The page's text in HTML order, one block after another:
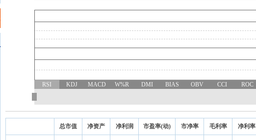
RSI KDJ MACD W%R DMI BIAS OBV CCI ROC
总市值 净资产 净利润 市盈率(动) 市净率 毛利率 净利率